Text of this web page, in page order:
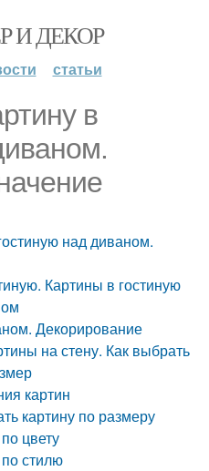
И ДЕКОР
статьи
в
над диваном.
Картины в гостиную
Декорирование
на стену. Как выбрать
картин
картину по размеру
цвету
стилю